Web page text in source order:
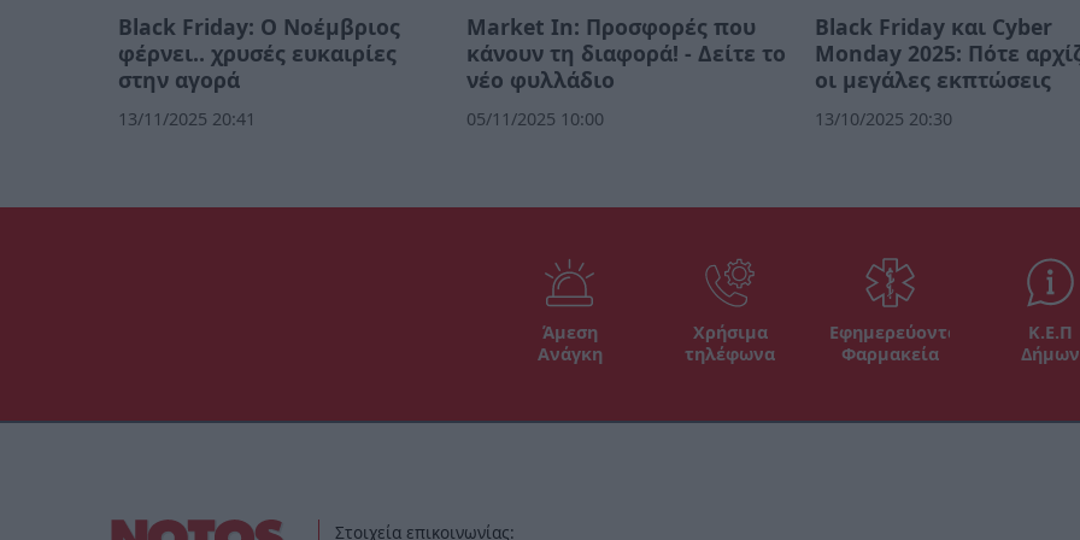
Black Friday: Ο Νοέμβριος
φέρνει.. χρυσές ευκαιρίες
στην αγορά
13/11/2025 20:41
Market In: Προσφορές που
κάνουν τη διαφορά! - Δείτε το
νέο φυλλάδιο
05/11/2025 10:00
Black Friday και Cyber
Monday 2025: Πότε
οι μεγάλες εκπτώσεις
13/10/2025 20:30
Άμεση
Ανάγκη
Χρήσιμα
τηλέφωνα
Εφημερεύοντα
Φαρμακεία
Κ.Ε.Π
Δήμων
Στοιχεία επικοινωνίας: